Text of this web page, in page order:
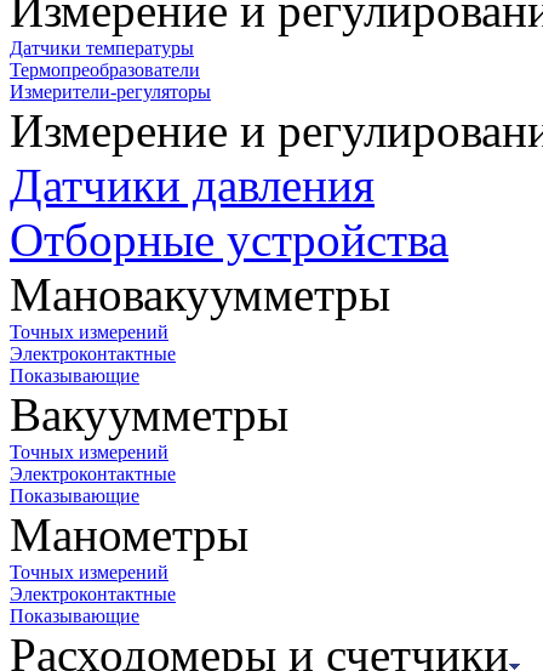
Измерение и
Датчики температуры
Термопреобразователи
Измерители-регуляторы
Измерение и
Датчики давления
Отборные устройства
Мановакуумметры
Точных измерений
Электроконтактные
Показывающие
Вакуумметры
Точных измерений
Электроконтактные
Показывающие
Манометры
Точных измерений
Электроконтактные
Показывающие
Расходомеры и счетчики